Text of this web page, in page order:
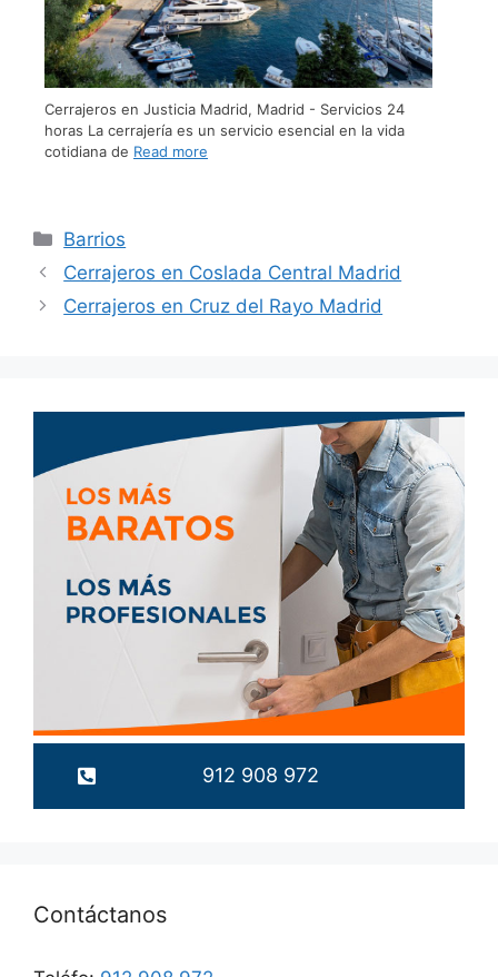
Cerrajeros en Justicia Madrid, Madrid - Servicios 24
horas La cerrajería es un servicio esencial en la vida
cotidiana de Read more
Barrios
Cerrajeros en Coslada Central Madrid
Cerrajeros en Cruz del Rayo Madrid
912 908 972
Contáctanos